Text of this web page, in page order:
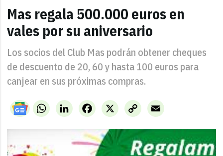
Mas regala 500.000 euros en
vales por su aniversario
Los socios del Club Mas podrán obtener cheques
de descuento de 20, 60 y hasta 100 euros para
canjear en sus próximas compras.
WhatsAppLinkedIn X
Facebook
Copy
Link
Email